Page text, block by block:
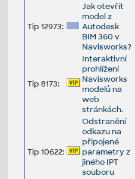
Tip 12973:
Jak otevřít
model z
Autodesk
BIM 360 v
Navisworks?
Tip 8173:
Interaktivní
prohlížení
Navisworks
modelů na
web
stránkách.
Tip 10622:
Odstranění
odkazu na
připojené
parametry z
jiného IPT
souboru